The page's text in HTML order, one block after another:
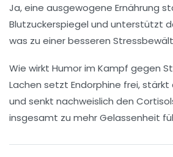
Ja, eine ausgewogene Ernährung
Blutzuckerspiegel und unterstützt
was zu einer besseren
Wie wirkt Humor im Kampf gegen
Lachen setzt Endorphine frei,
und senkt nachweislich den
insgesamt zu mehr Gelassenheit